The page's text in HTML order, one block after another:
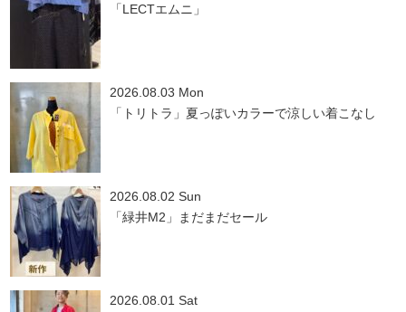
「LECTエムニ」
2026.08.03 Mon
「トリトラ」夏っぽいカラーで涼しい着こなし
2026.08.02 Sun
「緑井M2」まだまだセール
2026.08.01 Sat